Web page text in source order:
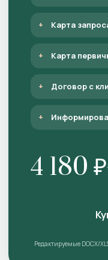
Карта
Карта
Договор с
4 180 ₽
Редактируемые DOCX/